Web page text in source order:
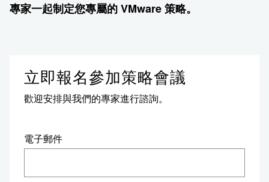
專家一起制定您專屬的 VMware 策略。
立即報名參加策略會議
歡迎安排與我們的專家進行諮詢。
電子郵件